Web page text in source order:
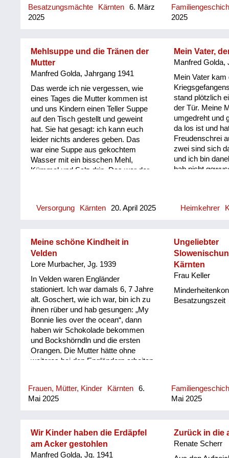
Nebenhaus war eine Ruine, im
Wohnblock gab es eine ...
voller Schutt. A...
Besatzungsmächte Kärnten
6. März
2025
2025
Mehlsuppe und die Tränen der
Mutter
Manfred Golda, Jahrgang 1941
Das werde ich nie vergessen, wie
eines Tages die Mutter kommen ist
und uns Kindern einen Teller Suppe
auf den Tisch gestellt und geweint
hat. Sie hat gesagt: ich kann euch
leider nichts anderes geben. Das
war eine Suppe aus gekochtem
Wasser mit ein bisschen Mehl,
Kümmel und Salz drin. Das war der
Versorgung Kärnten 20. April 2025
Mein Vater,
Manfred Golda,
Mein Vater
stand plötzlich
der Tür. Meine
umgedreht und
da los ist und
Freudenschrei
zwei sind sich
und ich bin
hab nicht
jetzt noch ein
Heimkehrer
Meine schöne Kindheit in
Velden
Lore Murbacher, Jg. 1939
In Velden waren Engländer
stationiert. Ich war damals 6, 7 Jahre
alt. Goschert, wie ich war, bin ich zu
ihnen rüber und hab gesungen: „My
Bonnie lies over the ocean“, dann
haben wir Schokolade bekommen
und Bockshörndln und die ersten
Orangen. Die Mutter hätte ohne
weiteres bei den Engländern arbeiten
uns bleiben und sagte, sie wolle sich
den Engländern nicht auf den Schoß
Todeserklärung haben wir mehr
gekriegt. Wir haben gut gelebt, wir
haben vier Tennisplätze vor uns
Frauen, Mütter, Kinder Kärnten
6.
Mai 2025
Ungeliebter
Kärnten
Frau Keller
Besatzungszeit
Mai 2025
Wir Kinder haben die Erdäpfel
am Acker gestohlen
Manfred Golda, Jg. 1941
Zurück in die
Renate Scherr